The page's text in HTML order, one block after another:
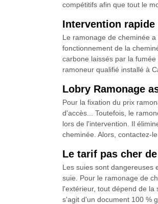
compétitifs afin que tout le
Intervention rapide
Le ramonage de cheminée a
fonctionnement de la
carbone laissés par la
ramoneur qualifié installé à
Lobry Ramonage
Pour la fixation du prix
d'accès... Toutefois, le
lors de l'intervention. Il
cheminée. Alors, contactez-
Le tarif pas cher
Les suies sont dangereuses
suie. Pour le ramonage de
l'extérieur, tout dépend de
s'agit d'un document 100 %